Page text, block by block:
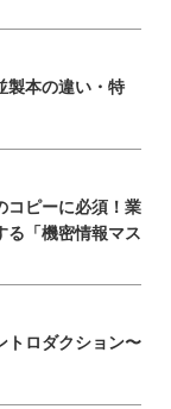
製本の違い・特
コピーに必須！業
る「機密情報マス
ロダクション〜